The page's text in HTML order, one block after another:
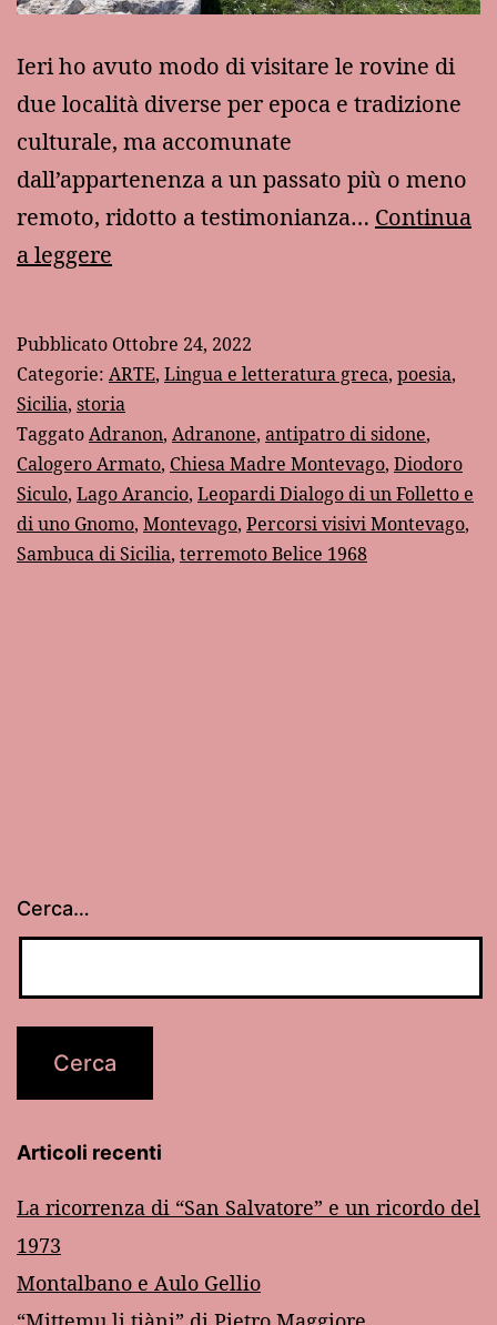
Ieri ho avuto modo di visitare le rovine di
due località diverse per epoca e tradizione
culturale, ma accomunate
dall’appartenenza a un passato più o meno
remoto, ridotto a testimonianza… Continua
a leggere
le
rovine
del
passato:
Adranon
e
Pubblicato Ottobre 24, 2022
Categorie: ARTE, Lingua e letteratura greca, poesia,
Sicilia, storia
TaggatoAdranon, Adranone, antipatro di sidone,
Calogero Armato, Chiesa Madre Montevago, Diodoro
Siculo, Lago Arancio, Leopardi Dialogo di un Folletto e
di uno Gnomo, Montevago, Percorsi visivi Montevago,
Sambuca di Sicilia, terremoto Belice 1968
Cerca…
Articoli recenti
La ricorrenza di “San Salvatore” e un ricordo del
1973
Montalbano e Aulo Gellio